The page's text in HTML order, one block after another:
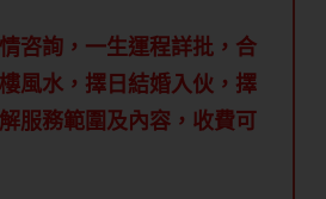
咨詢，一生運程詳批，合
風水，擇日結婚入伙，擇
服務範圍及內容，收費可